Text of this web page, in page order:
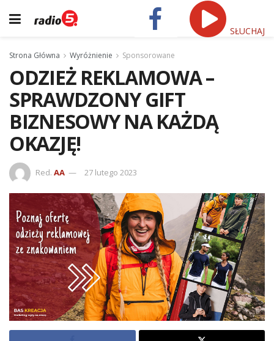
SŁUCHAJ
Strona Główna Wyróżnienie Sponsorowane
ODZIEŻ REKLAMOWA –
SPRAWDZONY GIFT
BIZNESOWY NA KAŻDĄ
OKAZJĘ!
Red. AA 27 lutego 2023